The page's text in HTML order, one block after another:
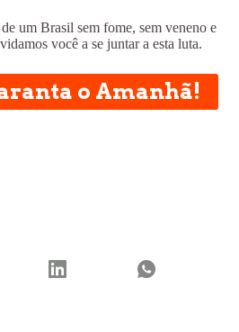
um Brasil sem fome, sem veneno e
você a se juntar a esta luta.
o Amanhã!